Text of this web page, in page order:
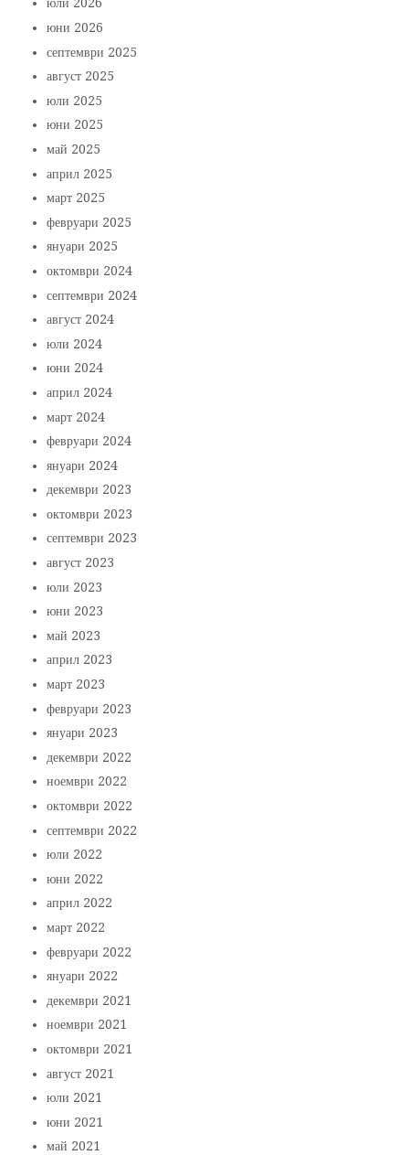
юли 2026
юни 2026
септември 2025
август 2025
юли 2025
юни 2025
май 2025
април 2025
март 2025
февруари 2025
януари 2025
октомври 2024
септември 2024
август 2024
юли 2024
юни 2024
април 2024
март 2024
февруари 2024
януари 2024
декември 2023
октомври 2023
септември 2023
август 2023
юли 2023
юни 2023
май 2023
април 2023
март 2023
февруари 2023
януари 2023
декември 2022
ноември 2022
октомври 2022
септември 2022
юли 2022
юни 2022
април 2022
март 2022
февруари 2022
януари 2022
декември 2021
ноември 2021
октомври 2021
август 2021
юли 2021
юни 2021
май 2021